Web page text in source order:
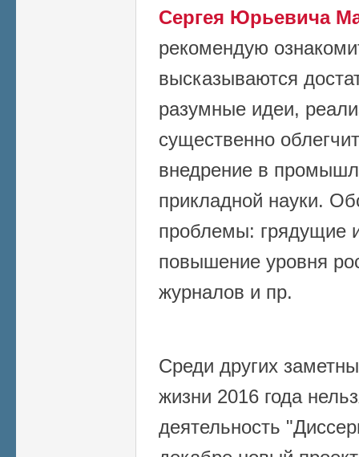
Сергея Юрьевича
рекомендую
высказываются
разумные идеи,
существенно
внедрение в
прикладной науки.
проблемы: грядущие
повышение уровня
журналов и пр.
Среди других
жизни 2016 года
деятельность